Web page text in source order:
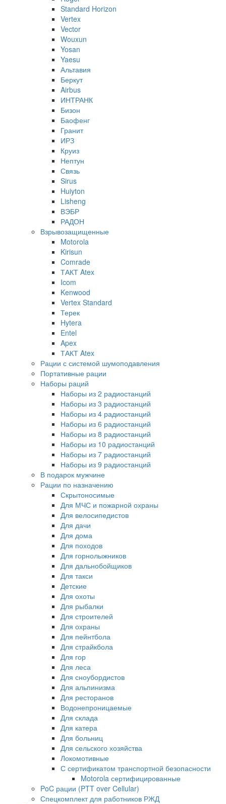
Standard Horizon
Vertex
Vector
Wouxun
Yosan
Yaesu
Альтавия
Беркут
Airbus
ИНТРАНК
Бизон
Баофенг
Гранит
ИРЗ
Круиз
Нептун
Связь
Sirus
Huiyton
Lisheng
ВЭБР
РАДОН
Взрывозащищенные
Motorola
Kirisun
Comrade
ТАКТ Atex
Icom
Kenwood
Vertex Standard
Терек
Hytera
Entel
Apex
ТАКТ Atex
Рации с системой шумоподавления
Портативные рации
Наборы раций
Наборы из 2 радиостанций
Наборы из 3 радиостанций
Наборы из 4 радиостанций
Наборы из 6 радиостанций
Наборы из 8 радиостанций
Наборы из 10 радиостанций
Наборы из 7 радиостанций
Наборы из 9 радиостанций
В подарок мужчине
Рации по назначению
Скрытоносимые
Для МЧС и пожарной охраны
Для велосипедистов
Для дачи
Для дома
Для походов
Для горнолыжников
Для дальнобойщиков
Для такси
Детские
Для охоты
Для рыбалки
Для строителей
Для охраны
Для пейнтбола
Для страйкбола
Для гор
Для леса
Для сноубордистов
Для альпинизма
Для ресторанов
Водонепроницаемые
Для склада
Для катера
Для больниц
Для сельского хозяйства
Локомотивные
С сертификатом транспортной безопасности
Motorola сертифицированные
PoC рации (PTT over Cellular)
Спецкомплект для работников РЖД